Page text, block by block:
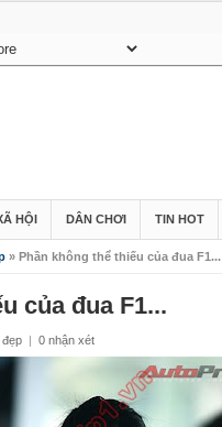
HỘI DÂN CHƠI TIN HOT
» Phần không thể thiếu của đua F1...
của đua F1...
| 0 nhận xét